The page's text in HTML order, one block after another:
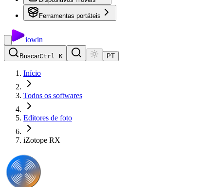
Ferramentas portáteis
iowin
BuscarCtrl K PT
Início
Todos os softwares
Editores de foto
iZotope RX